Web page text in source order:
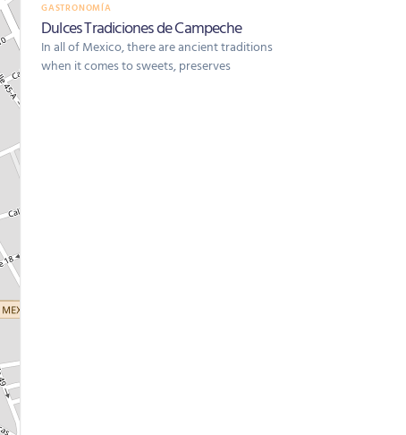
GASTRONOMÍA
Dulces Tradiciones de Campeche
In all of Mexico, there are ancient traditions
when it comes to sweets, preserves